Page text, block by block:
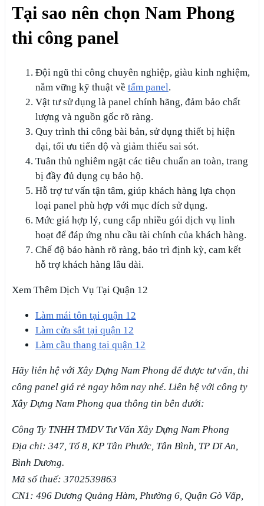
Tại sao nên chọn Nam Phong
thi công panel
Đội ngũ thi công chuyên nghiệp, giàu kinh nghiệm,
nắm vững kỹ thuật về tấm panel.
Vật tư sử dụng là panel chính hãng, đảm bảo chất
lượng và nguồn gốc rõ ràng.
Quy trình thi công bài bản, sử dụng thiết bị hiện
đại, tối ưu tiến độ và giảm thiểu sai sót.
Tuân thủ nghiêm ngặt các tiêu chuẩn an toàn, trang
bị đầy đủ dụng cụ bảo hộ.
Hỗ trợ tư vấn tận tâm, giúp khách hàng lựa chọn
loại panel phù hợp với mục đích sử dụng.
Mức giá hợp lý, cung cấp nhiều gói dịch vụ linh
hoạt để đáp ứng nhu cầu tài chính của khách hàng.
Chế độ bảo hành rõ ràng, bảo trì định kỳ, cam kết
hỗ trợ khách hàng lâu dài.
Xem Thêm Dịch Vụ Tại Quận 12
Làm mái tôn tại quận 12
Làm cửa sắt tại quận 12
Làm cầu thang tại quận 12
Hãy liên hệ với Xây Dựng Nam Phong để được tư vấn, thi
công panel giá rẻ ngay hôm nay nhé. Liên hệ với công ty
Xây Dựng Nam Phong qua thông tin bên dưới:
Công Ty TNHH TMDV Tư Vấn Xây Dựng Nam Phong
Địa chỉ: 347, Tổ 8, KP Tân Phước, Tân Bình, TP Dĩ An,
Bình Dương.
Mã số thuế: 3702539863
CN1: 496 Dương Quảng Hàm, Phường 6, Quận Gò Vấp,